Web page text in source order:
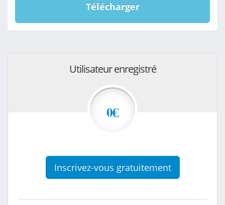
Télécharger
Utilisateur enregistré
0€
Inscrivez-vous gratuitement